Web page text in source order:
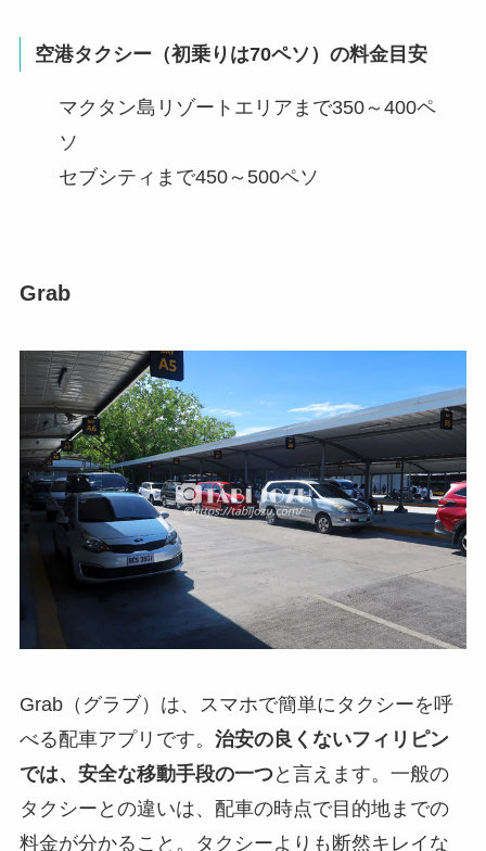
空港タクシー（初乗りは70ペソ）の料金目安
マクタン島リゾートエリアまで350～400ペ
ソ
セブシティまで450～500ペソ
Grab
Grab（グラブ）は、スマホで簡単にタクシーを呼
べる配車アプリです。 治安の良くないフィリピン
では、安全な移動手段の一つと言えます。一般の
タクシーとの違いは、配車の時点で目的地までの
料金が分かること。タクシーよりも断然キレイな